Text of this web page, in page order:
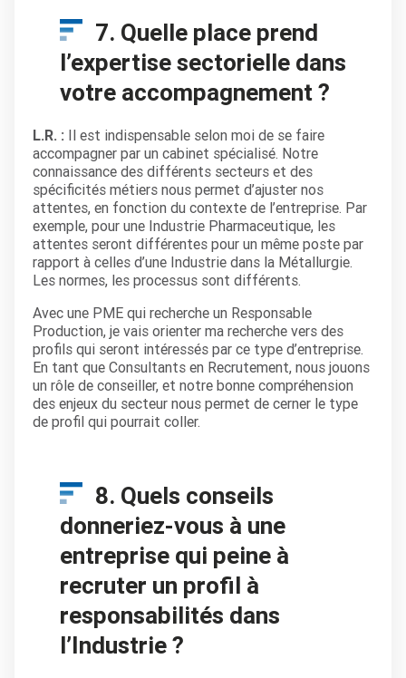
7. Quelle place prend
l’expertise sectorielle dans
votre accompagnement ?
L.R. : Il est indispensable selon moi de se faire
accompagner par un cabinet spécialisé. Notre
connaissance des différents secteurs et des
spécificités métiers nous permet d’ajuster nos
attentes, en fonction du contexte de l’entreprise. Par
exemple, pour une Industrie Pharmaceutique, les
attentes seront différentes pour un même poste par
rapport à celles d’une Industrie dans la Métallurgie.
Les normes, les processus sont différents.
Avec une PME qui recherche un Responsable
Production, je vais orienter ma recherche vers des
profils qui seront intéressés par ce type d’entreprise.
En tant que Consultants en Recrutement, nous jouons
un rôle de conseiller, et notre bonne compréhension
des enjeux du secteur nous permet de cerner le type
de profil qui pourrait coller.
8. Quels conseils
donneriez-vous à une
entreprise qui peine à
recruter un profil à
responsabilités dans
l’Industrie ?